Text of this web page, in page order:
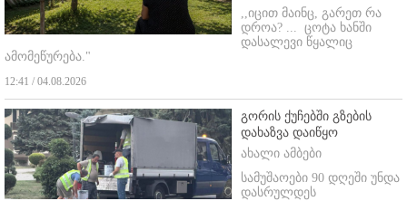
,,იცით მაინც, გარეთ რა
დროა? ... ცოტა ხანში
დასალევი წყალიც
ამომეწურება."
12:41 / 04.08.2026
გორის ქუჩებში გზების
დახაზვა დაიწყო
ახალი ამბები
სამუშაოები 90 დღეში უნდა
დასრულდეს